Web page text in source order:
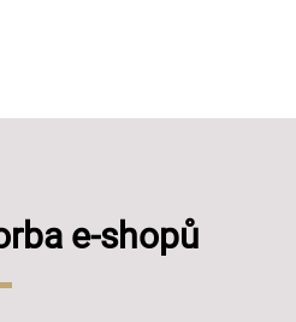
e-shopů